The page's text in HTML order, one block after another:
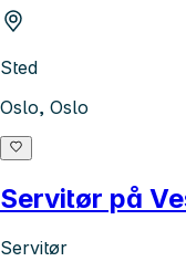
Sted
Oslo, Oslo
Servitør på
Servitør